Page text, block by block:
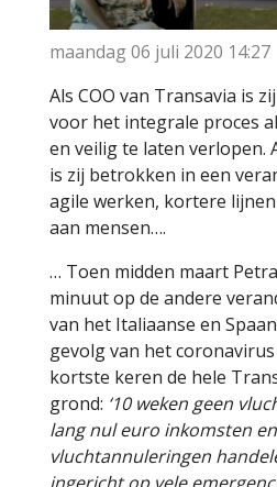
maandag 06 juli 2020 14:27
Als COO van Transavia is
voor het integrale proces
en veilig te laten verlopen.
is zij betrokken in een
agile werken, kortere
aan mensen….
… Toen midden maart
minuut op de andere
van het Italiaanse en
gevolg van het
kortste keren de hele
grond: ‘10 weken geen
lang nul euro inkomsten
vluchtannuleringen